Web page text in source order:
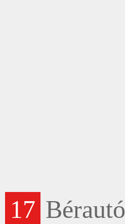
17 Bérautó